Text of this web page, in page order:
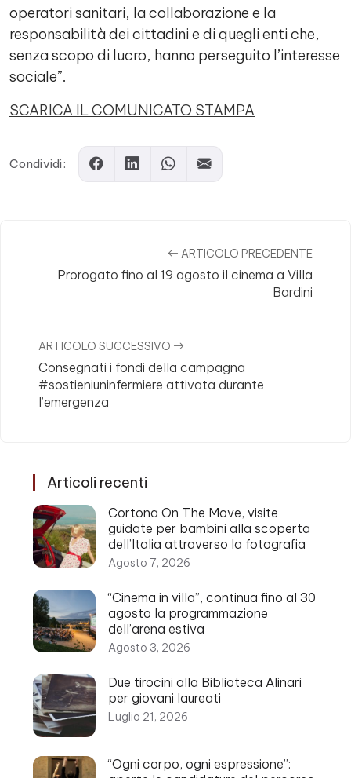
operatori sanitari, la collaborazione e la
responsabilità dei cittadini e di quegli enti che,
senza scopo di lucro, hanno perseguito l’interesse
sociale”.
SCARICA IL COMUNICATO STAMPA
Condividi:
ARTICOLO PRECEDENTE
Prorogato fino al 19 agosto il cinema a Villa
Bardini
ARTICOLO SUCCESSIVO
Consegnati i fondi della campagna
#sostieniuninfermiere attivata durante
l’emergenza
Articoli recenti
Cortona On The Move, visite
guidate per bambini alla scoperta
dell’Italia attraverso la fotografia
Agosto 7, 2026
“Cinema in villa”, continua fino al 30
agosto la programmazione
dell’arena estiva
Agosto 3, 2026
Due tirocini alla Biblioteca Alinari
per giovani laureati
Luglio 21, 2026
“Ogni corpo, ogni espressione”: